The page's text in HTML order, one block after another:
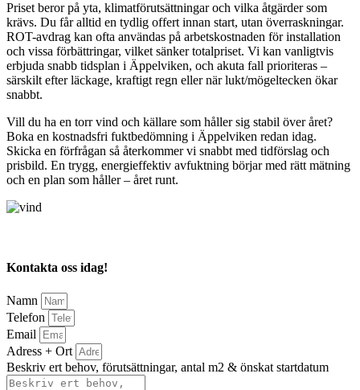
Priset beror på yta, klimatförutsättningar och vilka åtgärder som
krävs. Du får alltid en tydlig offert innan start, utan överraskningar.
ROT-avdrag kan ofta användas på arbetskostnaden för installation
och vissa förbättringar, vilket sänker totalpriset. Vi kan vanligtvis
erbjuda snabb tidsplan i Äppelviken, och akuta fall prioriteras –
särskilt efter läckage, kraftigt regn eller när lukt/mögeltecken ökar
snabbt.
Vill du ha en torr vind och källare som håller sig stabil över året?
Boka en kostnadsfri fuktbedömning i Äppelviken redan idag.
Skicka en förfrågan så återkommer vi snabbt med tidförslag och
prisbild. En trygg, energieffektiv avfuktning börjar med rätt mätning
och en plan som håller – året runt.
Kontakta oss idag!
Namn
Telefon
Email
Adress + Ort
Beskriv ert behov, förutsättningar, antal m2 & önskat startdatum